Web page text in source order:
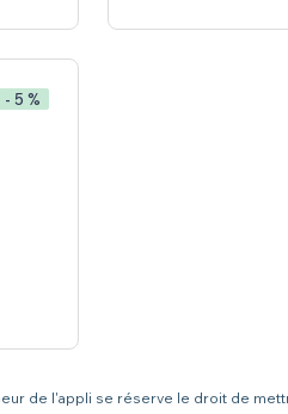
- 5 %
de l'appli se réserve le droit de